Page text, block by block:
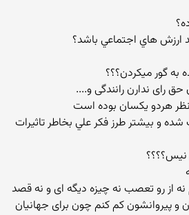
ارزش هاي اجتماعي باشد؟
به گور میکردن؟؟؟
حق رای ندارن رانندگی و....
و بيشتر طرز فكر علي بخاطر تاثيرات
از رو تعصب نه چیزه دیگه ای و نه قصد
و پیروانشون کم کنم چون برای جهانیان